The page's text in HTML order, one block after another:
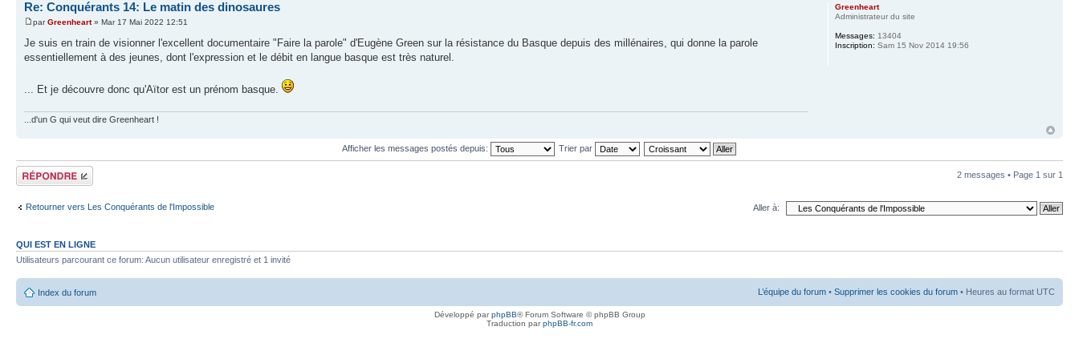
Re: Conquérants 14: Le matin des dinosaures
parGreenheart» Mar 17 Mai 2022 12:51
Je suis en train de visionner l'excellent documentaire "Faire la parole" d'Eugène Green sur la résistance du Basque depuis des millénaires, qui donne la parole
essentiellement à des jeunes, dont l'expression et le débit en langue basque est très naturel.
... Et je découvre donc qu'Aïtor est un prénom basque.
...d'un G qui veut dire Greenheart !
Greenheart
Administrateur du site
Messages: 13404
Inscription: Sam 15 Nov 2014 19:56
Afficher les messages postés depuis: Trier par
Répondre 2 messages • Page 1 sur 1
Retourner vers Les Conquérants de l'Impossible Aller à:
QUI EST EN LIGNE
Utilisateurs parcourant ce forum: Aucun utilisateur enregistré et 1 invité
Index du forum L’équipe du forum • Supprimer les cookies du forum • Heures au format UTC
Développé parphpBB® Forum Software © phpBB Group
Traduction parphpBB-fr.com